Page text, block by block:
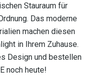
Stauraum für
Das moderne
machen diesen
in Ihrem Zuhause.
Design und bestellen
noch heute!